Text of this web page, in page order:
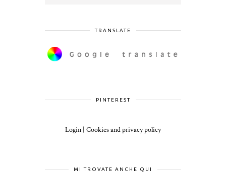
TRANSLATE
PINTEREST
Login Cookies and privacy policy
MI TROVATE ANCHE QUI